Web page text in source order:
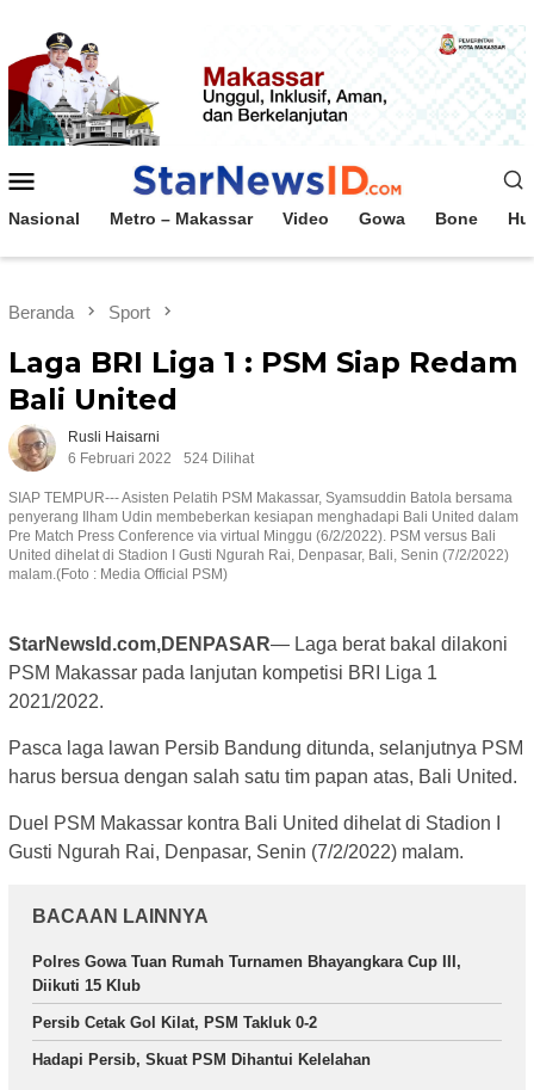
konten
Mobile
Nasional Metro – Makassar Video Gowa Bone
Beranda Sport
Laga BRI Liga 1 : PSM Siap Redam
Bali United
Rusli Haisarni
6 Februari 2022
524 Dilihat
SIAP TEMPUR--- Asisten Pelatih PSM Makassar, Syamsuddin Batola bersama
penyerang Ilham Udin membeberkan kesiapan menghadapi Bali United dalam
Pre Match Press Conference via virtual Minggu (6/2/2022). PSM versus Bali
United dihelat di Stadion I Gusti Ngurah Rai, Denpasar, Bali, Senin (7/2/2022)
malam.(Foto : Media Official PSM)
StarNewsId.com,DENPASAR— Laga berat bakal dilakoni
PSM Makassar pada lanjutan kompetisi BRI Liga 1
2021/2022.
Pasca laga lawan Persib Bandung ditunda, selanjutnya PSM
harus bersua dengan salah satu tim papan atas, Bali United.
Duel PSM Makassar kontra Bali United dihelat di Stadion I
Gusti Ngurah Rai, Denpasar, Senin (7/2/2022) malam.
BACAAN LAINNYA
Polres Gowa Tuan Rumah Turnamen Bhayangkara Cup III,
Diikuti 15 Klub
Persib Cetak Gol Kilat, PSM Takluk 0-2
Hadapi Persib, Skuat PSM Dihantui Kelelahan